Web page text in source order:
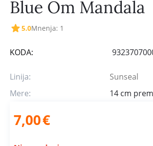
Blue Om Mandala
5.0Mnenja: 1
KODA:
Linija:
Sunseal
Mere:
14 cm
7,00€